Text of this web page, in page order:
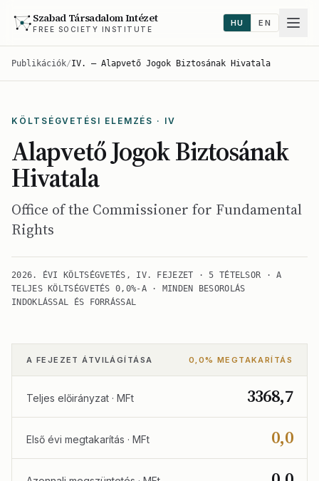
Szabad Társadalom Intézet
FREE SOCIETY INSTITUTE
HU EN
Publikációk/IV. — Alapvető Jogok Biztosának Hivatala
KÖLTSÉGVETÉSI ELEMZÉS · IV
Alapvető Jogok Biztosának
Hivatala
Office of the Commissioner for Fundamental
Rights
2026. ÉVI KÖLTSÉGVETÉS, IV. FEJEZET · 5 TÉTELSOR · A
TELJES KÖLTSÉGVETÉS 0,0%-A · MINDEN BESOROLÁS
INDOKLÁSSAL ÉS FORRÁSSAL
A FEJEZET ÁTVILÁGÍTÁSA 0,0% MEGTAKARÍTÁS
Teljes előirányzat · MFt 3368,7
Első évi megtakarítás · MFt 0,0